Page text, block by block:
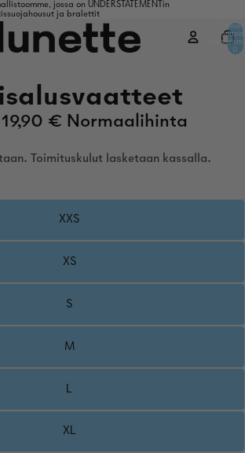
jossa on UNDERSTATEMENTin
ja bralettit
0
19,90 € Normaalihinta
Toimituskulut lasketaan kassalla.
XXS
XS
S
M
L
XL